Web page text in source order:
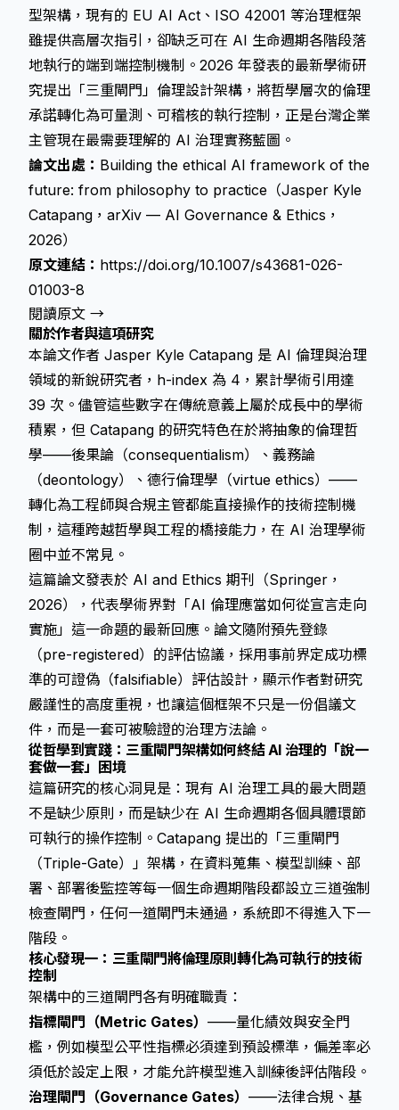
型架構，現有的 EU AI Act、ISO 42001 等治理框架
雖提供高層次指引，卻缺乏可在 AI 生命週期各階段落
地執行的端到端控制機制。2026 年發表的最新學術研
究提出「三重閘門」倫理設計架構，將哲學層次的倫理
承諾轉化為可量測、可稽核的執行控制，正是台灣企業
主管現在最需要理解的 AI 治理實務藍圖。
論文出處： Building the ethical AI framework of the
future: from philosophy to practice（Jasper Kyle
Catapang，arXiv — AI Governance & Ethics，
2026）
原文連結： https://doi.org/10.1007/s43681-026-
01003-8
閱讀原文 →
關於作者與這項研究
本論文作者 Jasper Kyle Catapang 是 AI 倫理與治理
領域的新銳研究者，h-index 為 4，累計學術引用達
39 次。儘管這些數字在傳統意義上屬於成長中的學術
積累，但 Catapang 的研究特色在於將抽象的倫理哲
學——後果論（consequentialism）、義務論
（deontology）、德行倫理學（virtue ethics）——
轉化為工程師與合規主管都能直接操作的技術控制機
制，這種跨越哲學與工程的橋接能力，在 AI 治理學術
圈中並不常見。
這篇論文發表於 AI and Ethics 期刊（Springer，
2026），代表學術界對「AI 倫理應當如何從宣言走向
實施」這一命題的最新回應。論文隨附預先登錄
（pre-registered）的評估協議，採用事前界定成功標
準的可證偽（falsifiable）評估設計，顯示作者對研究
嚴謹性的高度重視，也讓這個框架不只是一份倡議文
件，而是一套可被驗證的治理方法論。
從哲學到實踐：三重閘門架構如何終結 AI 治理的「說一
套做一套」困境
這篇研究的核心洞見是：現有 AI 治理工具的最大問題
不是缺少原則，而是缺少在 AI 生命週期各個具體環節
可執行的操作控制。Catapang 提出的「三重閘門
（Triple-Gate）」架構，在資料蒐集、模型訓練、部
署、部署後監控等每一個生命週期階段都設立三道強制
檢查閘門，任何一道閘門未通過，系統即不得進入下一
階段。
核心發現一：三重閘門將倫理原則轉化為可執行的技術
控制
架構中的三道閘門各有明確職責：
指標閘門（Metric Gates） ——量化績效與安全門
檻，例如模型公平性指標必須達到預設標準，偏差率必
須低於設定上限，才能允許模型進入訓練後評估階段。
治理閘門（Governance Gates） ——法律合規、基